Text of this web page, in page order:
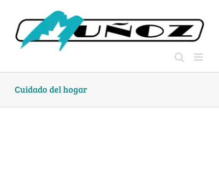
content
Cuidado del hogar